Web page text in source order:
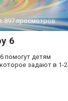
897 просмотров
6
помогут детям
задают в 1-2